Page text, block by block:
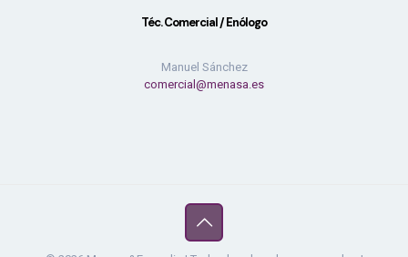
Téc. Comercial / Enólogo
Manuel Sánchez
comercial@menasa.es